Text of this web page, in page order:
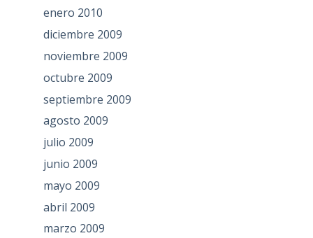
enero 2010
diciembre 2009
noviembre 2009
octubre 2009
septiembre 2009
agosto 2009
julio 2009
junio 2009
mayo 2009
abril 2009
marzo 2009